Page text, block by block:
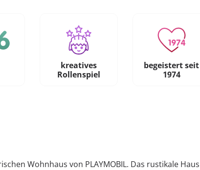
kreatives
Rollenspiel
begeistert seit
1974
Wohnhaus von PLAYMOBIL. Das rustikale